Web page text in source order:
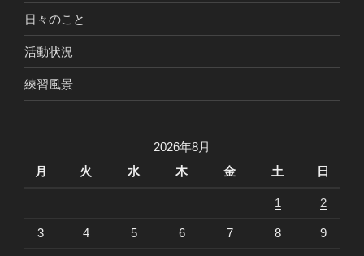
日々のこと
活動状況
練習風景
2026年8月
月
火 水 木 金 土 日
1 2
3 4 5 6 7 8 9